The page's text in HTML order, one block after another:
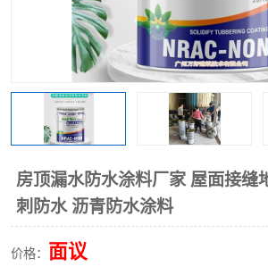
房顶漏水防水涂料厂家 屋面接缝
刺防水 沥青防水涂料
价格： 面议